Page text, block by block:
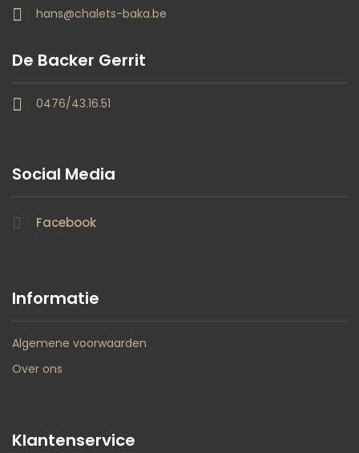
hans@chalets-baka.be
De Backer Gerrit
0476/43.16.51
Social Media
Facebook
Informatie
Algemene voorwaarden
Over ons
Klantenservice